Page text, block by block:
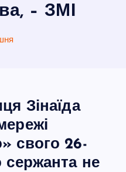
– ЗМІ
Зінаїда
свого 26-
сержанта не